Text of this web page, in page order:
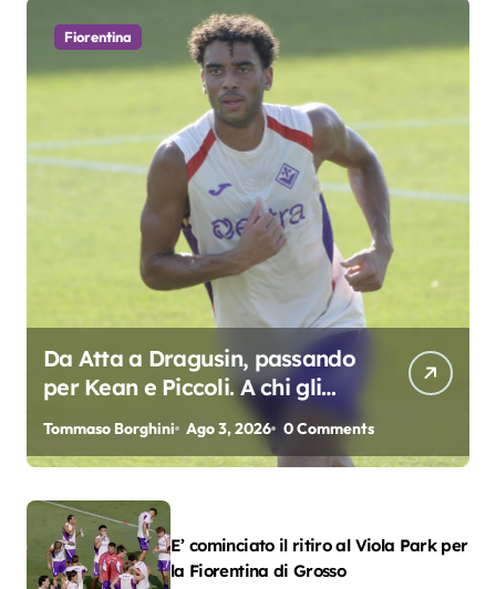
Fiorentina
Da Atta a Dragusin, passando
per Kean e Piccoli. A chi gli
oscar del precampionato?
Tommaso Borghini Ago 3, 2026 0 Comments
E’ cominciato il ritiro al Viola Park per
la Fiorentina di Grosso